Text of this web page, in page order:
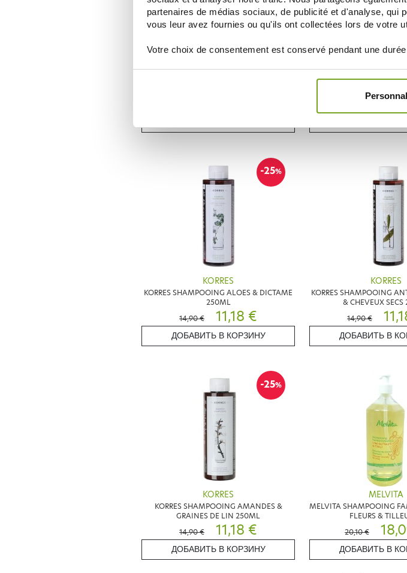
partenaires de médias sociaux, de publicité et d'analyse,
vous leur avez fournies ou qu'ils ont collectées lors de votre
Votre choix de consentement est conservé pendant une
GAMARDE KORRES
KORRES APRES
-25%
KORRES
KORRES SHAMPOOING ALOES & DICTAME
250ML
14,90 €
11,18 €
ДОБАВИТЬ В КОРЗИНУ
KORRES
KORRES SHAMPOOING
& CHEVEUX
14,90 €
ДОБАВИТЬ В
-25%
KORRES
KORRES SHAMPOOING AMANDES &
GRAINES DE LIN 250ML
14,90 €
11,18 €
ДОБАВИТЬ В КОРЗИНУ
MELVITA
MELVITA SHAMPOOING
FLEURS &
20,10 €
ДОБАВИТЬ В